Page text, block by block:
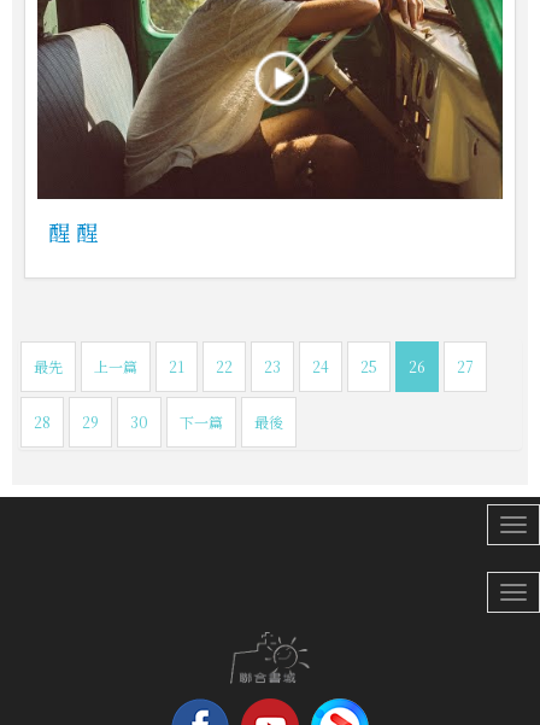
醒 醒
最先 上一篇 21 22 23 24 25 26 27
28 29 30 下一篇 最後